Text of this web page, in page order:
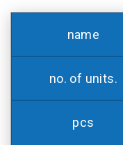
name
no. of units.
pcs